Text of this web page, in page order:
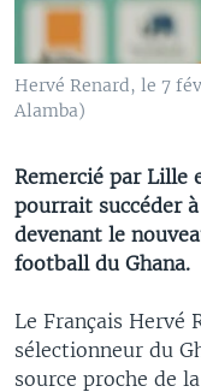
Hervé Renard, le 7
Alamba)
Remercié par Lille
pourrait succéder
devenant le
football du Ghana.
Le Français Hervé
sélectionneur du
source proche de